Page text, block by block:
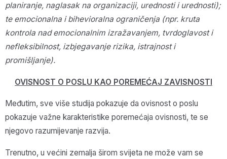
planiranje, naglasak na organizaciji, urednosti i urednosti);
te emocionalna i bihevioralna ograničenja (npr. kruta
kontrola nad emocionalnim izražavanjem, tvrdoglavost i
nefleksibilnost, izbjegavanje rizika, istrajnost i
promišljanje).
OVISNOST O POSLU KAO POREMEĆAJ ZAVISNOSTI
Međutim, sve više studija pokazuje da ovisnost o poslu
pokazuje važne karakteristike poremećaja ovisnosti, te se
njegovo razumijevanje razvija.
Trenutno, u većini zemalja širom svijeta ne može vam se